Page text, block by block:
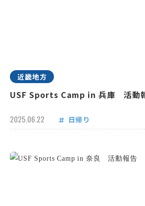
近畿地方
USF Sports Camp in 兵庫 活動
2025.06.22 日帰り